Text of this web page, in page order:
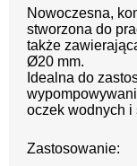
Nowoczesna,
stworzona do
także
Ø20 mm.
Idealna do
oczek wodnych i
Zastosowanie: